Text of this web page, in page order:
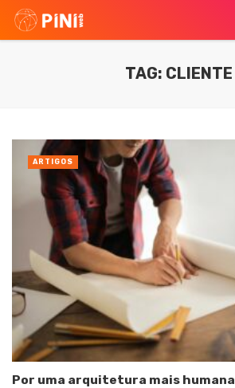
TAG: CLIENTE
Por uma arquitetura mais humana
ARTIGOS